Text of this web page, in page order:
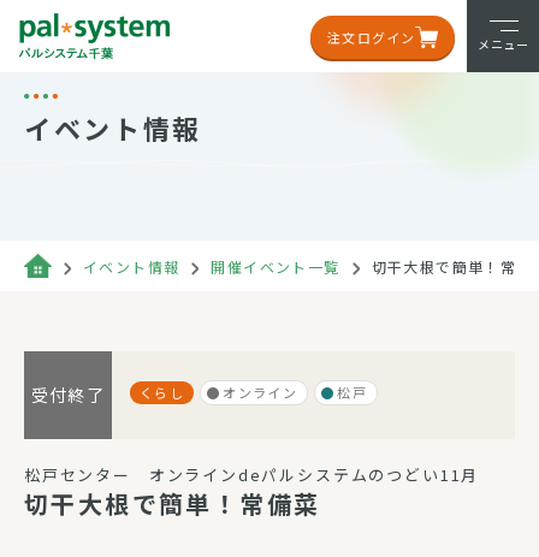
注文ログイン メニュー
イベント情報
イベント情報 開催イベント一覧 切干大根で簡単！常備
受付終了 くらし オンライン 松戸
松戸センター オンラインdeパルシステムのつどい11月
切干大根で簡単！常備菜